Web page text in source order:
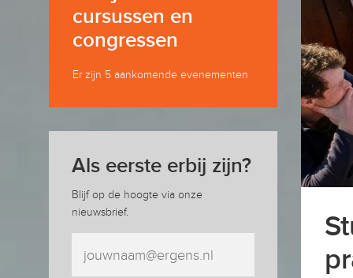
cursussen en
congressen
Er zijn 5 aankomende evenementen
Als eerste erbij zijn?
Blijf op de hoogte via onze
nieuwsbrief.